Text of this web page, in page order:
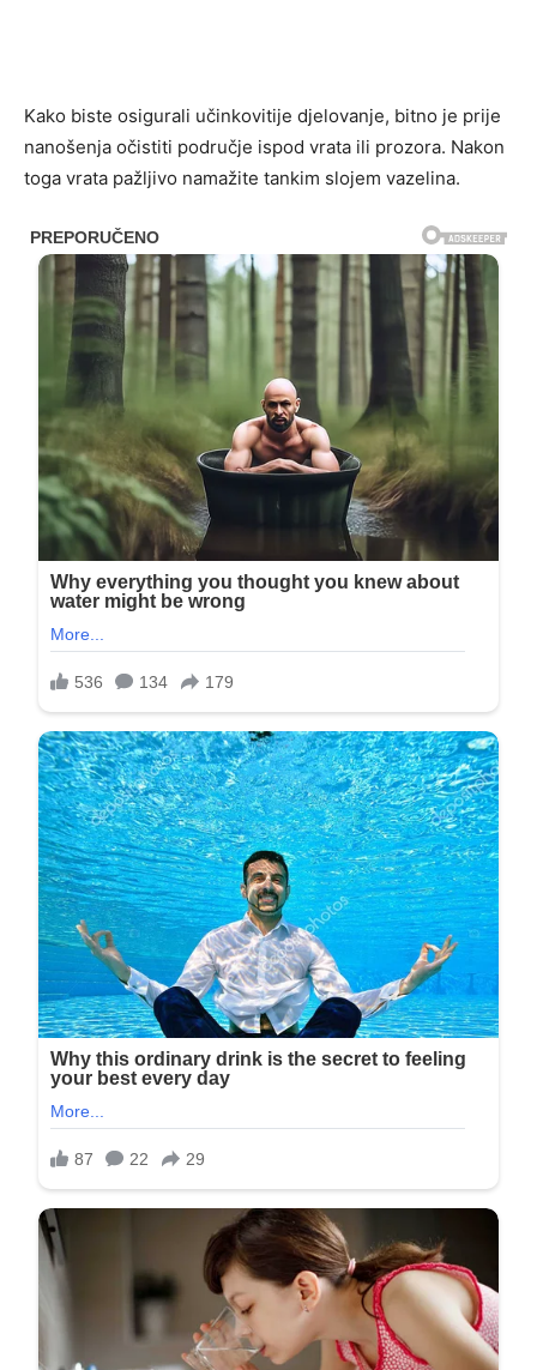
Kako biste osigurali učinkovitije djelovanje, bitno je prije
nanošenja očistiti područje ispod vrata ili prozora. Nakon
toga vrata pažljivo namažite tankim slojem vazelina.